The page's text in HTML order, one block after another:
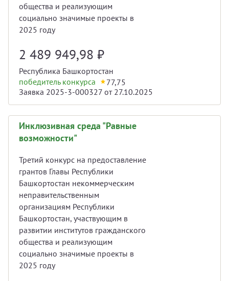
общества и реализующим
социально значимые проекты в
2025 году
2 489 949,98 ₽
Республика Башкортостан
победитель конкурса
77,75
Заявка 2025-3-000327 от 27.10.2025
Инклюзивная среда "Равные
возможности"
Третий конкурс на предоставление
грантов Главы Республики
Башкортостан некоммерческим
неправительственным
организациям Республики
Башкортостан, участвующим в
развитии институтов гражданского
общества и реализующим
социально значимые проекты в
2025 году